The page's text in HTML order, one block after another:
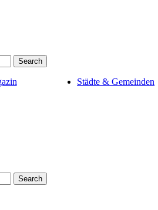
Search
Städte & Gemeinden
Search